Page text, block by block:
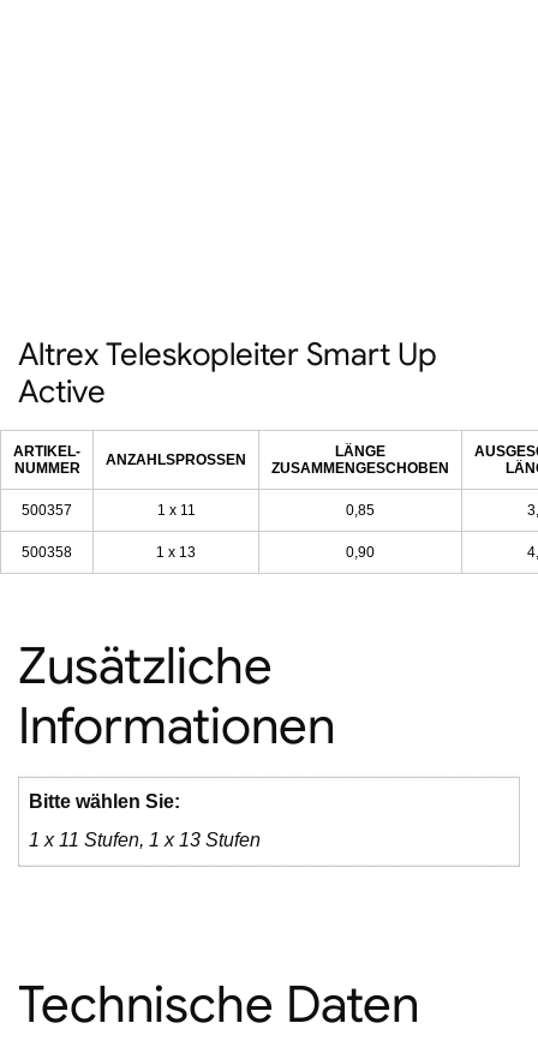
Altrex Teleskopleiter Smart Up
Active
ARTIKEL-
NUMMER
ANZAHLSPROSSEN
LÄNGE
ZUSAMMENGESCHOBEN
500357 1 x 11 0,85
500358 1 x 13 0,90
Zusätzliche
Informationen
Bitte wählen Sie:
1 x 11 Stufen, 1 x 13 Stufen
Technische Daten